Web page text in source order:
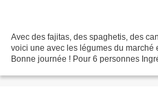
Avec des fajitas, des spaghetis, des
voici une avec les légumes du marché
Bonne journée ! Pour 6 personnes